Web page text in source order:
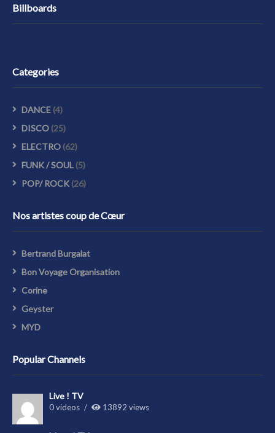
Billboards
Categories
DANCE (4)
DISCO (25)
ELECTRO (62)
FUNK / SOUL (5)
POP/ ROCK (26)
Nos artistes coup de Cœur
Bertrand Burgalat
Bon Voyage Organisation
Corine
Geyster
MYD
Popular Channels
Live ! TV
0 videos 13892 views